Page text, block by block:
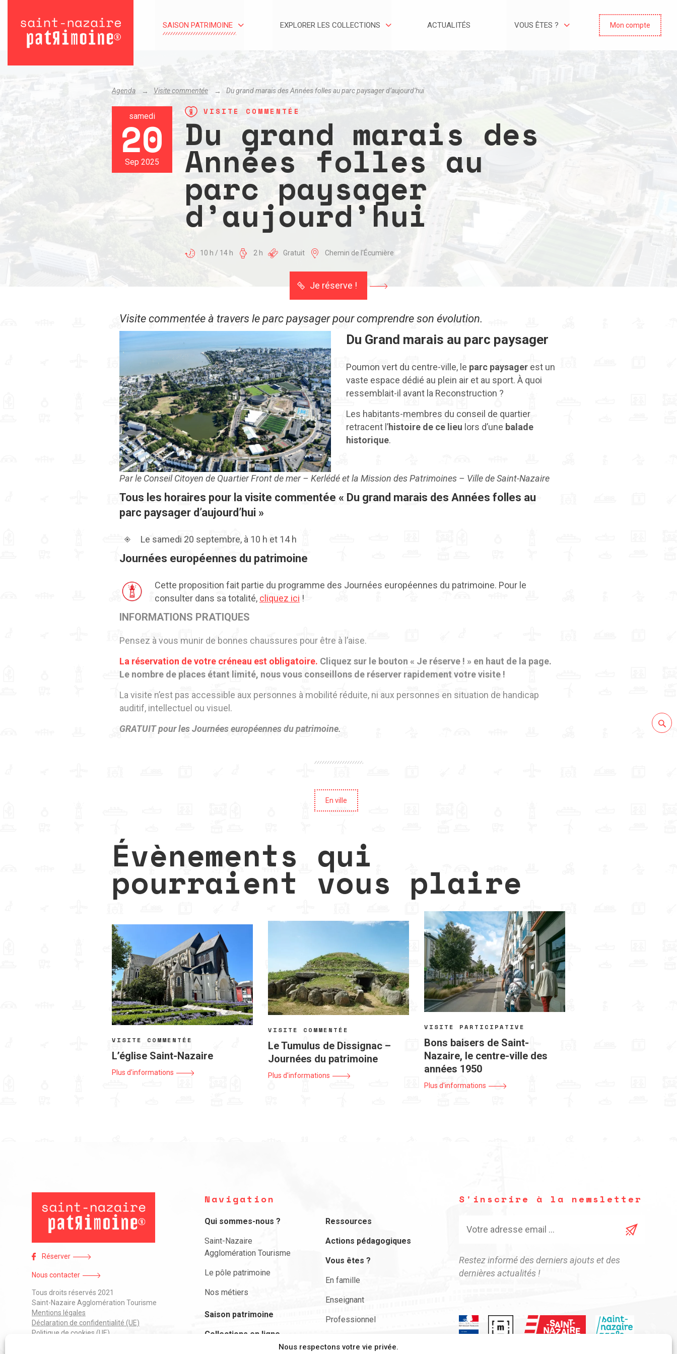
Nous respectons votre vie privée.
SAISON PATRIMOINE EXPLORER LES COLLECTIONS ACTUALITÉS VOUS ÊTES ? Mon compte
Agenda Visite commentée Du grand marais des Années folles au parc paysager d’aujourd’hui
samedi
20
Sep 2025
VISITE COMMENTÉE
Du grand marais des
Années folles au
parc paysager
d’aujourd’hui
10 h / 14 h 2 h Gratuit Chemin de l'Écumière
Je réserve !
Visite commentée à travers le parc paysager pour comprendre son évolution.
Du Grand marais au parc paysager
Poumon vert du centre-ville, le parc paysager est un
vaste espace dédié au plein air et au sport. À quoi
ressemblait-il avant la Reconstruction ?
Les habitants-membres du conseil de quartier
retracent l’histoire de ce lieu lors d’une balade
historique.
Par le Conseil Citoyen de Quartier Front de mer – Kerlédé et la Mission des Patrimoines – Ville de Saint-Nazaire
Tous les horaires pour la visite commentée « Du grand marais des Années folles au
parc paysager d’aujourd’hui »
Le samedi 20 septembre, à 10 h et 14 h
Journées européennes du patrimoine
Cette proposition fait partie du programme des Journées européennes du patrimoine. Pour le
consulter dans sa totalité, cliquez ici !
INFORMATIONS PRATIQUES
Pensez à vous munir de bonnes chaussures pour être à l’aise.
La réservation de votre créneau est obligatoire. Cliquez sur le bouton « Je réserve ! » en haut de la page.
Le nombre de places étant limité, nous vous conseillons de réserver rapidement votre visite !
La visite n’est pas accessible aux personnes à mobilité réduite, ni aux personnes en situation de handicap
auditif, intellectuel ou visuel.
GRATUIT pour les Journées européennes du patrimoine.
En ville
Évènements qui
pourraient vous plaire
VISITE COMMENTÉE
L’église Saint-Nazaire
Plus d'informations
VISITE COMMENTÉE
Le Tumulus de Dissignac –
Journées du patrimoine
Plus d'informations
VISITE PARTICIPATIVE
Bons baisers de Saint-
Nazaire, le centre-ville des
années 1950
Plus d'informations
Réserver
Nous contacter
Tous droits réservés 2021
Saint-Nazaire Agglomération Tourisme
Mentions légales
Déclaration de confidentialité (UE)
Politique de cookies (UE)
Navigation
Qui sommes-nous ?
Saint-Nazaire
Agglomération Tourisme
Le pôle patrimoine
Nos métiers
Saison patrimoine
Collections en ligne
Ressources
Actions pédagogiques
Vous êtes ?
En famille
Enseignant
Professionnel
S'inscrire à la newsletter
Restez informé des derniers ajouts et des
dernières actualités !